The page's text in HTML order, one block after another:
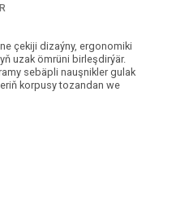
çekiji dizaýny, ergonomiki
uzak ömrüni birleşdirýär.
sebäpli nauşnikler gulak
korpusy tozandan we